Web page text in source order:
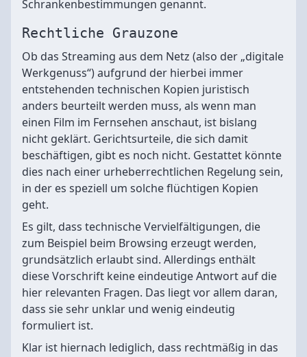
Schrankenbestimmungen genannt.
Rechtliche Grauzone
Ob das Streaming aus dem Netz (also der „digitale
Werkgenuss“) aufgrund der hierbei immer
entstehenden technischen Kopien juristisch
anders beurteilt werden muss, als wenn man
einen Film im Fernsehen anschaut, ist bislang
nicht geklärt. Gerichtsurteile, die sich damit
beschäftigen, gibt es noch nicht. Gestattet könnte
dies nach einer urheberrechtlichen Regelung sein,
in der es speziell um solche flüchtigen Kopien
geht.
Es gilt, dass technische Vervielfältigungen, die
zum Beispiel beim Browsing erzeugt werden,
grundsätzlich erlaubt sind. Allerdings enthält
diese Vorschrift keine eindeutige Antwort auf die
hier relevanten Fragen. Das liegt vor allem daran,
dass sie sehr unklar und wenig eindeutig
formuliert ist.
Klar ist hiernach lediglich, dass rechtmäßig in das